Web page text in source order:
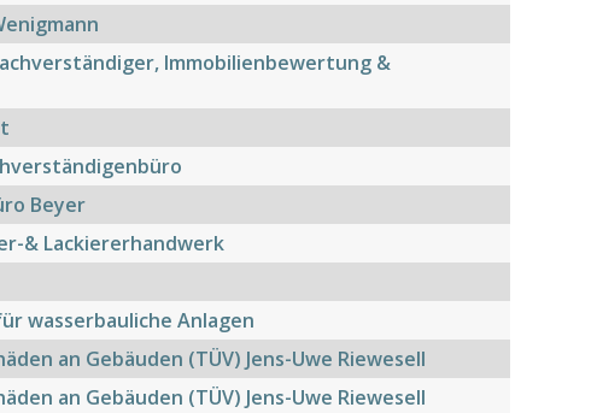
Immobilienbewertung &
Beyer
& Lackiererhandwerk
wasserbauliche Anlagen
an Gebäuden (TÜV) Jens-Uwe Riewesell
an Gebäuden (TÜV) Jens-Uwe Riewesell